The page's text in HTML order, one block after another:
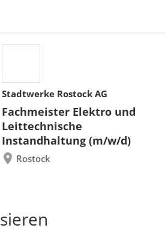
Stadtwerke Rostock AG
Fachmeister Elektro und
Leittechnische
Instandhaltung (m/w/d)
Rostock